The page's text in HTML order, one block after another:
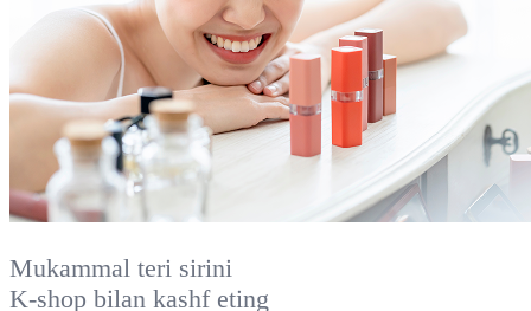
Mukammal teri sirini
K-shop bilan kashf eting